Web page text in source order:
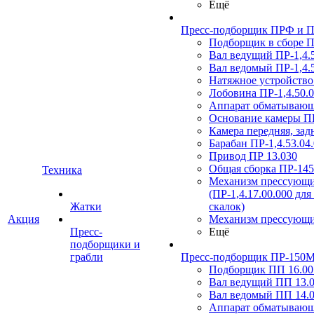
Акция
Техника
Жатки
Пресс-
подборщики и
грабли
Ещё
Пресс-подборщик ПРФ и
Подборщик в сборе
Вал ведущий ПР-
Вал ведомый ПР-
Натяжное
Лобовина ПР-
Аппарат
Основание камеры
Камера передняя,
Барабан ПР-
Привод ПР 13.030
Общая сборка ПР-
Механизм
(ПР-1,4.17.00.000
скалок)
Механизм
Ещё
Пресс-подборщик ПР-
Подборщик ПП
Вал ведущий ПП
Вал ведомый ПП
Аппарат